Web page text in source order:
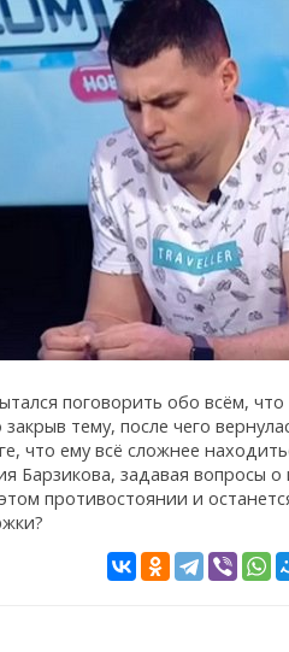
поговорить обо всём,
тему, после чего
что ему всё сложнее
Барзикова, задавая вопросы о
противостоянии и